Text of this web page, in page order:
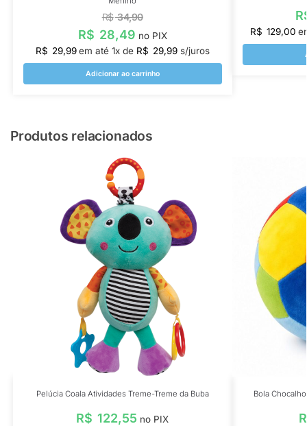
R$34,90
R$ 28,49 no PIX
R$ 29,99 em até 1x de R$ 29,99s/juros
Adicionar ao carrinho
R$ 129,00
Produtos relacionados
Pelúcia Coala Atividades Treme-Treme da Buba
R$ 122,55 no PIX
Bola